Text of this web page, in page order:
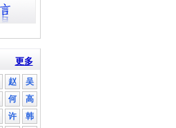
更多
赵
吴
何
高
许
韩